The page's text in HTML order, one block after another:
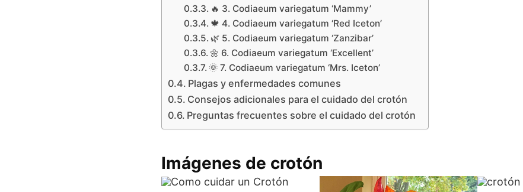
🔥 3. Codiaeum variegatum ‘Mammy’
🍁 4. Codiaeum variegatum ‘Red Iceton’
🌿 5. Codiaeum variegatum ‘Zanzibar’
🌼 6. Codiaeum variegatum ‘Excellent’
🌞 7. Codiaeum variegatum ‘Mrs. Iceton’
Plagas y enfermedades comunes
Consejos adicionales para el cuidado del crotón
Preguntas frecuentes sobre el cuidado del crotón
Imágenes de crotón